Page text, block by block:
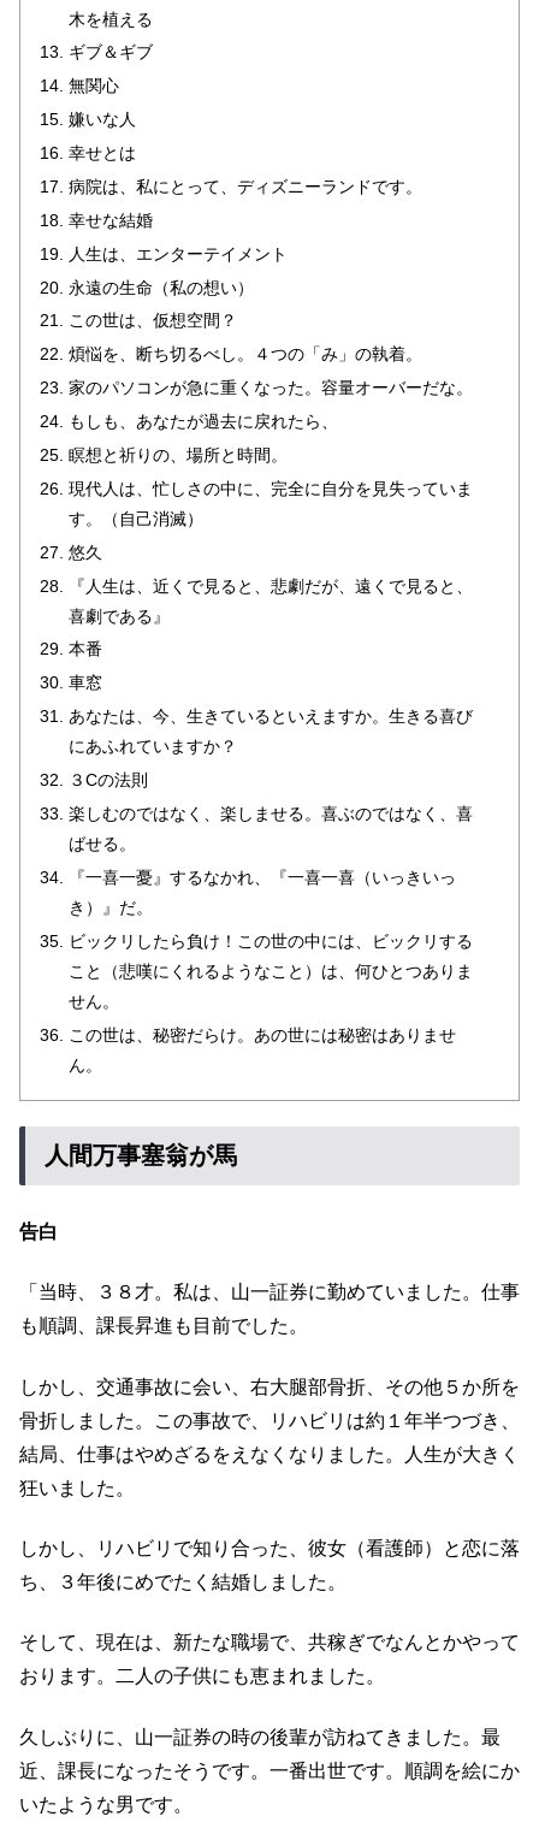
木を植える
ギブ＆ギブ
無関心
嫌いな人
幸せとは
病院は、私にとって、ディズニーランドです。
幸せな結婚
人生は、エンターテイメント
永遠の生命（私の想い）
この世は、仮想空間？
煩悩を、断ち切るべし。４つの「み」の執着。
家のパソコンが急に重くなった。容量オーバーだな。
もしも、あなたが過去に戻れたら、
瞑想と祈りの、場所と時間。
現代人は、忙しさの中に、完全に自分を見失っていま
す。（自己消滅）
悠久
『人生は、近くで見ると、悲劇だが、遠くで見ると、
喜劇である』
本番
車窓
あなたは、今、生きているといえますか。生きる喜び
にあふれていますか？
３Cの法則
楽しむのではなく、楽しませる。喜ぶのではなく、喜
ばせる。
『一喜一憂』するなかれ、『一喜一喜（いっきいっ
き）』だ。
ビックリしたら負け！この世の中には、ビックリする
こと（悲嘆にくれるようなこと）は、何ひとつありま
せん。
この世は、秘密だらけ。あの世には秘密はありませ
ん。
人間万事塞翁が馬
告白
「当時、３８才。私は、山一証券に勤めていました。仕事
も順調、課長昇進も目前でした。
しかし、交通事故に会い、右大腿部骨折、その他５か所を
骨折しました。この事故で、リハビリは約１年半つづき、
結局、仕事はやめざるをえなくなりました。人生が大きく
狂いました。
しかし、リハビリで知り合った、彼女（看護師）と恋に落
ち、３年後にめでたく結婚しました。
そして、現在は、新たな職場で、共稼ぎでなんとかやって
おります。二人の子供にも恵まれました。
久しぶりに、山一証券の時の後輩が訪ねてきました。最
近、課長になったそうです。一番出世です。順調を絵にか
いたような男です。